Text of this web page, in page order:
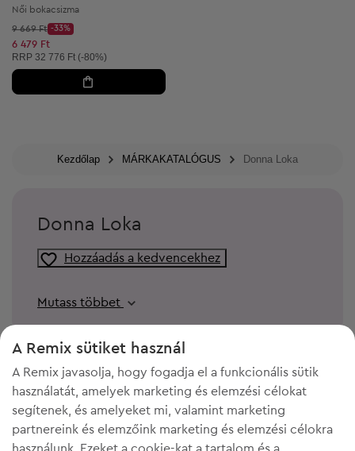
Női bokacsizma
Kezdő ár:
9 669 Ft
Discount Price:
-33%
Csökkentett ár:
6 479 Ft
Ajánlott ár:
RRP 32 776 Ft (-80%)
Kezdőlap MÁRKAKATALÓGUS Donna Loka
Donna Loka
Hozzáadás a kedvencekhez
Mutass többet
A Remix sütiket használ
A Remix javasolja, hogy fogadja el a funkcionális sütik
használatát, amelyek marketing és elemzési célokat
segítenek, és amelyeket mi, valamint marketing
partnereink és elemzőink marketing és elemzési célokra